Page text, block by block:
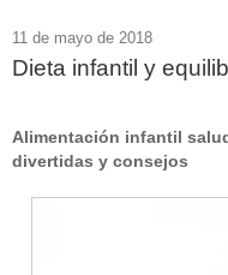
11 de mayo de 2018
Dieta infantil y
Alimentación infantil
divertidas y consejos